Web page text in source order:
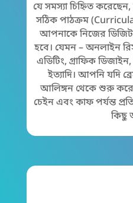
যে সমস্যা চিহ্নিত
সঠিক পাঠক্রম
আপনাকে নিজের
হবে। যেমন – অনলাইন
এডিটিং, গ্রাফিক
ইত্যাদি। আপনি যদি
আলিঙ্গন থেকে শুরু
চেইন এবং কাফ পর্যন্ত
কিছু